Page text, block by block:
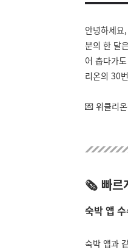
안녕하세
분의 한 달
어 춥다가
리온의 30
💌 위클리
🗞 빠르
숙박 앱
숙박 앱과